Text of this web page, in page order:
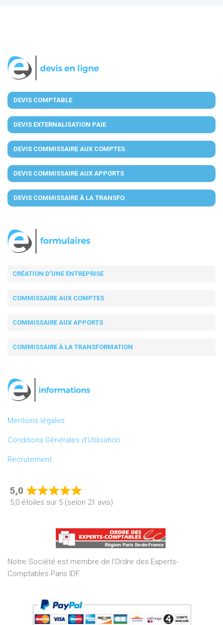
DEVIS COMPTABLE
DEVIS EXTERNALISATION PAIE
DEVIS COMMISSAIRE AUX COMPTES
DEVIS COMMISSAIRE AUX APPORTS
DEVIS COMMISSAIRE À LA TRANSFO.
CRÉATION D'UNE ENTREPRISE
COMMISSAIRE AUX COMPTES
COMMISSAIRE AUX APPORTS
COMMISSAIRE À LA TRANSFORMATION
Mentions légales
Conditions Générales d’Utilisation
Recrutement
5,0
Rated
of
5
5,0 étoiles sur 5 (selon 21 avis)
Notre Société est membre de l’Ordre des Experts-
Comptables Paris IDF.